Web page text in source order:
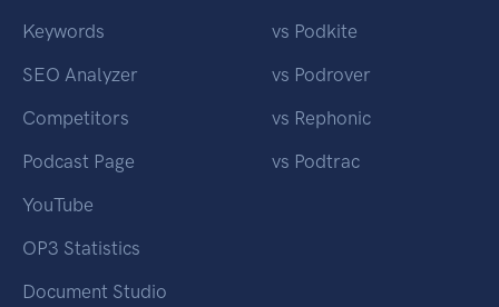
Keywords
SEO Analyzer
Competitors
Podcast Page
YouTube
OP3 Statistics
Document Studio
vs Podkite
vs Podrover
vs Rephonic
vs Podtrac